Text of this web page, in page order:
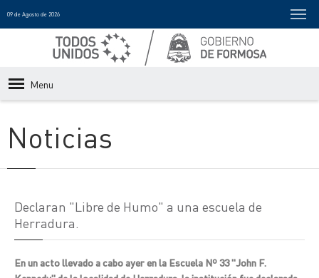
09 de Agosto de 2026
Menu
Noticias
Declaran "Libre de Humo" a una escuela de
Herradura.
En un acto llevado a cabo ayer en la Escuela Nº 33 "John F.